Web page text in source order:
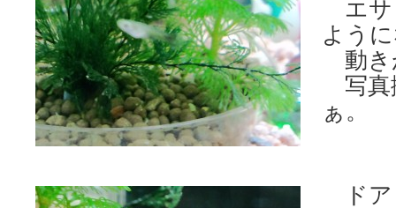
エサ
よう
動き
写真
ぁ。
ドア